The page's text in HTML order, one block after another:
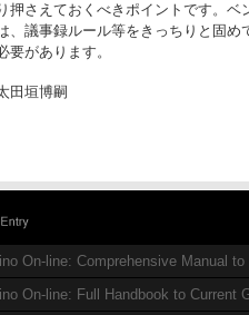
押さえておくべきポイントです。
、議事録ルール等をきっちりと固
要があります。
田垣博嗣
On-line: Comprehensive Manual
On-line: Full Handbook to Current